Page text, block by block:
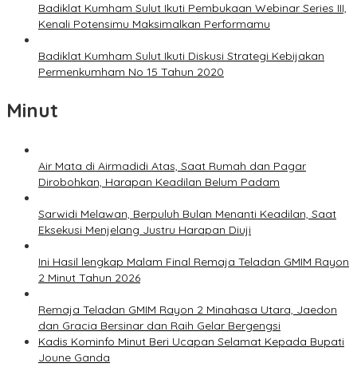
Badiklat Kumham Sulut Ikuti Pembukaan Webinar Series III,
Kenali Potensimu Maksimalkan Performamu
Badiklat Kumham Sulut Ikuti Diskusi Strategi Kebijakan
Permenkumham No 15 Tahun 2020
Minut
Air Mata di Airmadidi Atas, Saat Rumah dan Pagar
Dirobohkan, Harapan Keadilan Belum Padam
Sarwidi Melawan, Berpuluh Bulan Menanti Keadilan, Saat
Eksekusi Menjelang Justru Harapan Diuji
Ini Hasil lengkap Malam Final Remaja Teladan GMIM Rayon
2 Minut Tahun 2026
Remaja Teladan GMIM Rayon 2 Minahasa Utara, Jaedon
dan Gracia Bersinar dan Raih Gelar Bergengsi
Kadis Kominfo Minut Beri Ucapan Selamat Kepada Bupati
Joune Ganda